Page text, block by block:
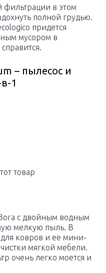
фильтрации в этом
полной грудью.
придется
мусором в
– пылесос и
1
товар
с двойным водным
мелкую пыль. В
ковров и ее мини-
мягкой мебели.
очень легко моется и